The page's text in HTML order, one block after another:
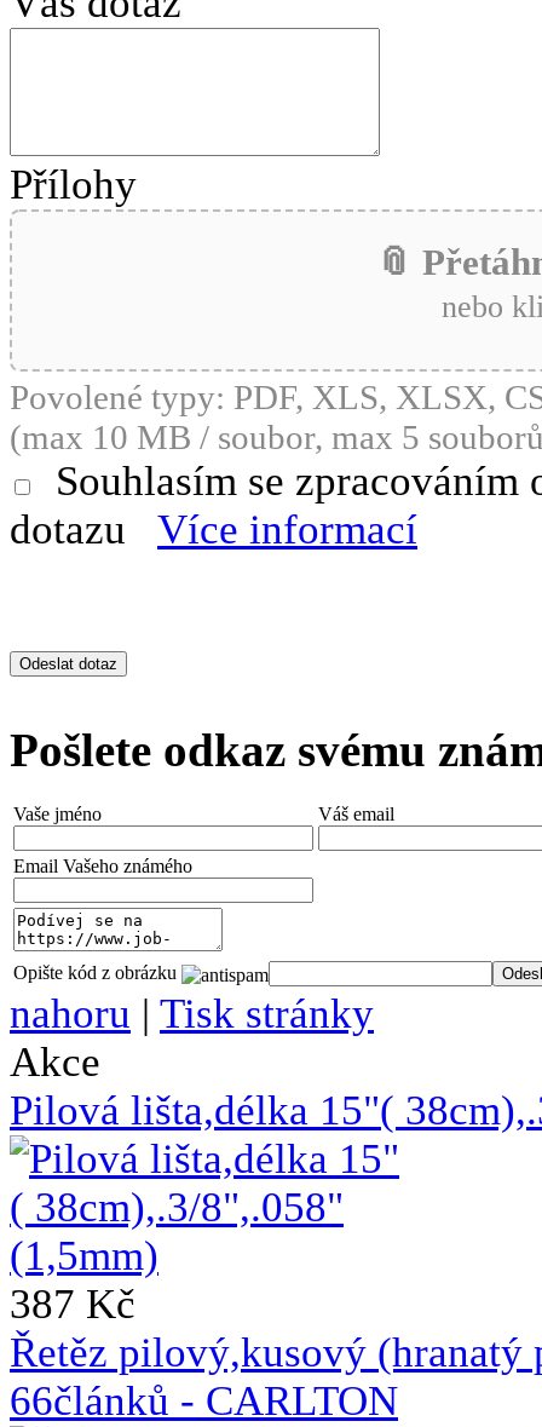
Přílohy
📎
nebo
Povolené typy: PDF, XLS, XLSX,
(max 10 MB / soubor, max 5
Souhlasím se
dotazu
Více informací
Pošlete odkaz svému
Vaše jméno Váš email
Email Vašeho známého
Opište kód z obrázku
nahoru | Tisk stránky
Akce
Pilová lišta,délka 15"(
387 Kč
Řetěz pilový,kusový
66článků - CARLTON